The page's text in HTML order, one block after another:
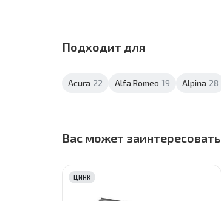
Подходит для
Acura 22 Alfa Romeo 19 Alpina 28
Вас может заинтересовать
ЦИНК